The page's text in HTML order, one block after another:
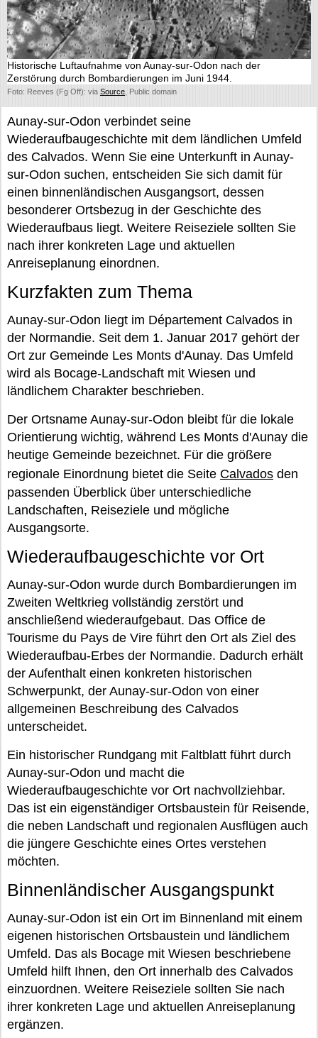
Historische Luftaufnahme von Aunay-sur-Odon nach der
Zerstörung durch Bombardierungen im Juni 1944.
Foto: Reeves (Fg Off): via Source , Public domain
Aunay-sur-Odon verbindet seine
Wiederaufbaugeschichte mit dem ländlichen Umfeld
des Calvados. Wenn Sie eine Unterkunft in Aunay-
sur-Odon suchen, entscheiden Sie sich damit für
einen binnenländischen Ausgangsort, dessen
besonderer Ortsbezug in der Geschichte des
Wiederaufbaus liegt. Weitere Reiseziele sollten Sie
nach ihrer konkreten Lage und aktuellen
Anreiseplanung einordnen.
Kurzfakten zum Thema
Aunay-sur-Odon liegt im Département Calvados in
der Normandie. Seit dem 1. Januar 2017 gehört der
Ort zur Gemeinde Les Monts d'Aunay. Das Umfeld
wird als Bocage-Landschaft mit Wiesen und
ländlichem Charakter beschrieben.
Der Ortsname Aunay-sur-Odon bleibt für die lokale
Orientierung wichtig, während Les Monts d'Aunay die
heutige Gemeinde bezeichnet. Für die größere
regionale Einordnung bietet die Seite Calvados den
passenden Überblick über unterschiedliche
Landschaften, Reiseziele und mögliche
Ausgangsorte.
Wiederaufbaugeschichte vor Ort
Aunay-sur-Odon wurde durch Bombardierungen im
Zweiten Weltkrieg vollständig zerstört und
anschließend wiederaufgebaut. Das Office de
Tourisme du Pays de Vire führt den Ort als Ziel des
Wiederaufbau-Erbes der Normandie. Dadurch erhält
der Aufenthalt einen konkreten historischen
Schwerpunkt, der Aunay-sur-Odon von einer
allgemeinen Beschreibung des Calvados
unterscheidet.
Ein historischer Rundgang mit Faltblatt führt durch
Aunay-sur-Odon und macht die
Wiederaufbaugeschichte vor Ort nachvollziehbar.
Das ist ein eigenständiger Ortsbaustein für Reisende,
die neben Landschaft und regionalen Ausflügen auch
die jüngere Geschichte eines Ortes verstehen
möchten.
Binnenländischer Ausgangspunkt
Aunay-sur-Odon ist ein Ort im Binnenland mit einem
eigenen historischen Ortsbaustein und ländlichem
Umfeld. Das als Bocage mit Wiesen beschriebene
Umfeld hilft Ihnen, den Ort innerhalb des Calvados
einzuordnen. Weitere Reiseziele sollten Sie nach
ihrer konkreten Lage und aktuellen Anreiseplanung
ergänzen.